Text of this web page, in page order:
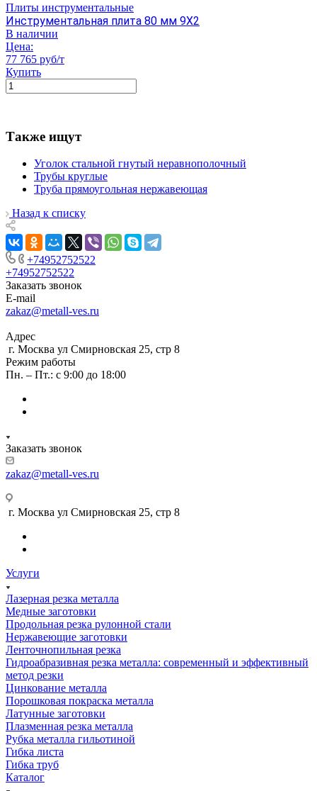
Плиты инструментальные
Инструментальная плита 80 мм 9Х2
В наличии
Цена:
77 765 руб/т
Купить
Также ищут
Уголок стальной гнутый неравнополочный
Трубы круглые
Труба прямоугольная нержавеющая
Назад к списку
+74952752522
+74952752522
Заказать звонок
E-mail
zakaz@metall-ves.ru
Адрес
г. Москва ул Смирновская 25, стр 8
Режим работы
Пн. – Пт.: с 9:00 до 18:00
Заказать звонок
zakaz@metall-ves.ru
г. Москва ул Смирновская 25, стр 8
Услуги
Лазерная резка металла
Медные заготовки
Продольная резка рулонной стали
Нержавеющие заготовки
Ленточнопильная резка
Гидроабразивная резка металла: современный и эффективный
метод резки
Цинкование металла
Порошковая покраска металла
Латунные заготовки
Плазменная резка металла
Рубка металла гильотиной
Гибка листа
Гибка труб
Каталог